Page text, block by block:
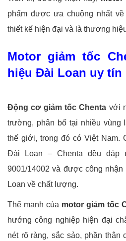
phẩm được ưa chuộng nhất
thiết kế hiện đại và là thương
Motor giảm tốc
hiệu Đài Loan uy tín
Động cơ giảm tốc Chenta với
trường, phân bố tại nhiều vùng
thế giới, trong đó có Việt Nam.
Đài Loan – Chenta đều đáp
9001/14002 và được công
Loan về chất lượng.
Thế mạnh của motor giảm tốc
hướng công nghiệp hiện đại
nét rõ ràng, sắc sảo, phần thân